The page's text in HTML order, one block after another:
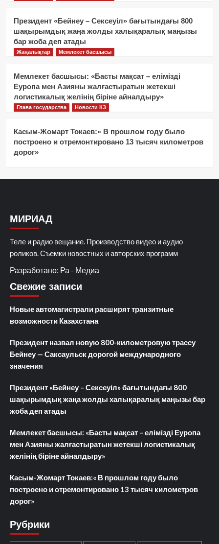
Президент «Бейнеу – Сексеуіл» бағытындағы 800
шақырымдық жаңа жолды халықаралық маңызы
бар жоба деп атады
Жаңалықтар Мемлекет басшысы
Мемлекет басшысы: «Басты мақсат – елімізді
Еуропа мен Азияны жалғастыратын жетекші
логистикалық желінің біріне айналдыру»
Глава государства Новости КЗ
Касым-Жомарт Токаев:« В прошлом году было
построено и отремонтировано 13 тысяч километров
дорог»
МИРИАД
Теле и радио вещание. Производство видео и аудио
роликов. Съемки новостных и авторских программ
Разработано: Ра - Медиа
Свежие записи
Новые автомагистрали расширят транзитные
возможности Казахстана
Президент назвал новую 800-километровую трассу
Бейнеу — Саксаульск дорогой международного
значения
Президент «Бейнеу – Сексеуіл» бағытындағы 800
шақырымдық жаңа жолды халықаралық маңызы бар
жоба деп атады
Мемлекет басшысы: «Басты мақсат – елімізді Еуропа
мен Азияны жалғастыратын жетекші логистикалық
желінің біріне айналдыру»
Касым-Жомарт Токаев:« В прошлом году было
построено и отремонтировано 13 тысяч километров
дорог»
Рубрики